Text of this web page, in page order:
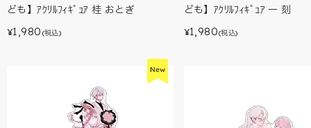
ども】ｱｸﾘﾙﾌｨｷﾞｭｱ 桂 おとぎ
¥1,980 (税込)
ども】ｱｸﾘﾙﾌｨｷﾞｭｱ 一 刻
¥1,980(税込)